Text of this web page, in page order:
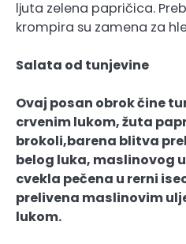
ljuta zelena papričica.
krompira su zamena za
Salata od tunjevine
Ovaj posan obrok čine
crvenim lukom, žuta
brokoli,barena blitva
belog luka, maslinovog
cvekla pečena u rerni
prelivena maslinovim
lukom.